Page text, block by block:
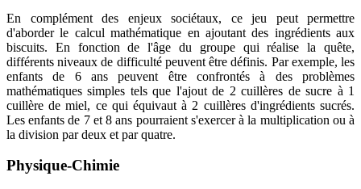
En complément des enjeux sociétaux, ce jeu peut permettre
d'aborder le calcul mathématique en ajoutant des ingrédients aux
biscuits. En fonction de l'âge du groupe qui réalise la quête,
différents niveaux de difficulté peuvent être définis. Par exemple, les
enfants de 6 ans peuvent être confrontés à des problèmes
mathématiques simples tels que l'ajout de 2 cuillères de sucre à 1
cuillère de miel, ce qui équivaut à 2 cuillères d'ingrédients sucrés.
Les enfants de 7 et 8 ans pourraient s'exercer à la multiplication ou à
la division par deux et par quatre.
Physique-Chimie